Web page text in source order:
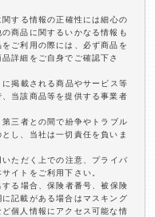
する情報の正確性には細心の
商品に関するいかなる情報も
ご利用の際には、必ず商品を
詳細をご自身でご確認下さ
掲載される商品やサービス等
当該商品等を提供する事業者
三者との間で紛争やトラブル
し、当社は一切責任を負いま
ただく上での注意、プライバ
イトをご利用下さい。
る場合、保険者番号、被保険
記載がある場合はマスキング
個人情報にアクセス可能な情